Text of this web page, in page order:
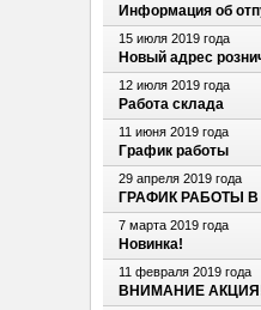
Информация об
15 июля 2019 года
Новый адрес
12 июля 2019 года
Работа склада
11 июня 2019 года
График работы
29 апреля 2019 года
ГРАФИК РАБОТЫ
7 марта 2019 года
Новинка!
11 февраля 2019 года
ВНИМАНИЕ